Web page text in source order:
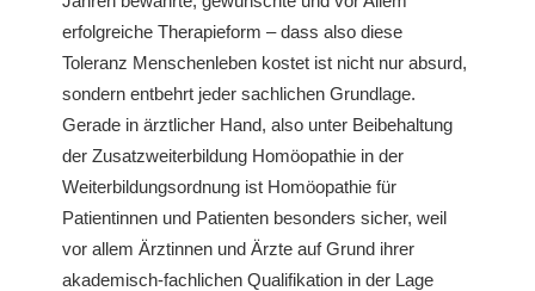
erfolgreiche Therapieform – dass also diese
Toleranz Menschenleben kostet ist nicht nur absurd,
sondern entbehrt jeder sachlichen Grundlage.
Gerade in ärztlicher Hand, also unter Beibehaltung
der Zusatzweiterbildung Homöopathie in der
Weiterbildungsordnung ist Homöopathie für
Patientinnen und Patienten besonders sicher, weil
vor allem Ärztinnen und Ärzte auf Grund ihrer
akademisch-fachlichen Qualifikation in der Lage